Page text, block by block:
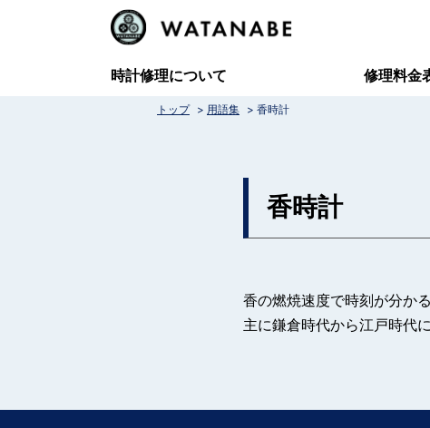
時計修理について 修理料金
トップ > 用語集 > 香時計
香時計
香の燃焼速度で時刻が分か
主に鎌倉時代から江戸時代